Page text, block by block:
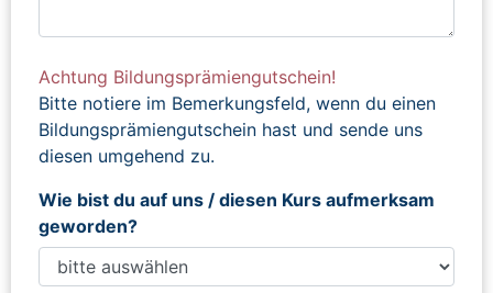
Achtung Bildungsprämiengutschein!
Bitte notiere im Bemerkungsfeld, wenn du einen
Bildungsprämiengutschein hast und sende uns
diesen umgehend zu.
Wie bist du auf uns / diesen Kurs aufmerksam
geworden?